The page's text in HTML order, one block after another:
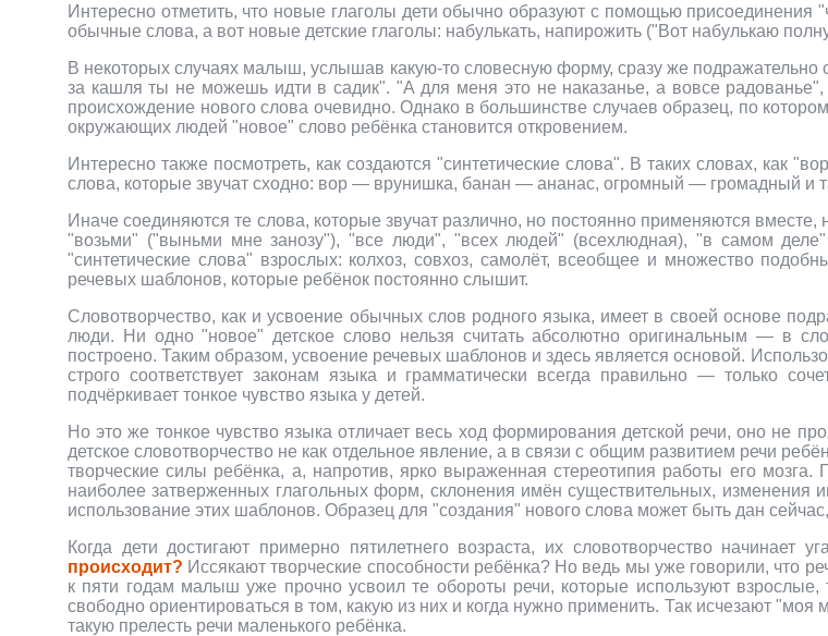
Интересно отметить, что новые глаголы дети обычно образуют с помощью
обычные слова, а вот новые детские глаголы: набулькать, напирожить ("Вот набулькаю
В некоторых случаях малыш, услышав какую-то словесную форму, сразу же подражательно
за кашля ты не можешь идти в садик". "А для меня это не наказанье, а вовсе
происхождение нового слова очевидно. Однако в большинстве случаев образец, по
окружающих людей "новое" слово ребёнка становится откровением.
Интересно также посмотреть, как создаются "синтетические слова". В таких словах, как
слова, которые звучат сходно: вор — врунишка, банан — ананас, огромный — громадный и
Иначе соединяются те слова, которые звучат различно, но постоянно применяются
"возьми" ("выньми мне занозу"), "все люди", "всех людей" (всехлюдная), "в самом
"синтетические слова" взрослых: колхоз, совхоз, самолёт, всеобщее и множество
речевых шаблонов, которые ребёнок постоянно слышит.
Словотворчество, как и усвоение обычных слов родного языка, имеет в своей основе
люди. Ни одно "новое" детское слово нельзя считать абсолютно оригинальным — в
построено. Таким образом, усвоение речевых шаблонов и здесь является основой.
строго соответствует законам языка и грамматически всегда правильно — только
подчёркивает тонкое чувство языка у детей.
Но это же тонкое чувство языка отличает весь ход формирования детской речи, оно не
детское словотворчество не как отдельное явление, а в связи с общим развитием речи
творческие силы ребёнка, а, напротив, ярко выраженная стереотипия работы его
наиболее затверженных глагольных форм, склонения имён существительных, изменения
использование этих шаблонов. Образец для "создания" нового слова может быть дан
Когда дети достигают примерно пятилетнего возраста, их словотворчество
происходит? Иссякают творческие способности ребёнка? Но ведь мы уже говорили, что
к пяти годам малыш уже прочно усвоил те обороты речи, которые используют
свободно ориентироваться в том, какую из них и когда нужно применить. Так исчезают
такую прелесть речи маленького ребёнка.